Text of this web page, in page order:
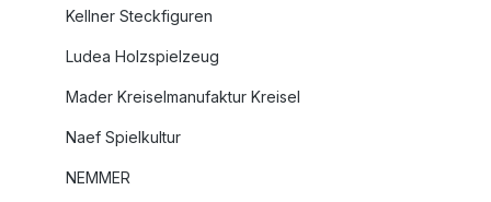
Kellner Steckfiguren
Ludea Holzspielzeug
Mader Kreiselmanufaktur Kreisel
Naef Spielkultur
NEMMER